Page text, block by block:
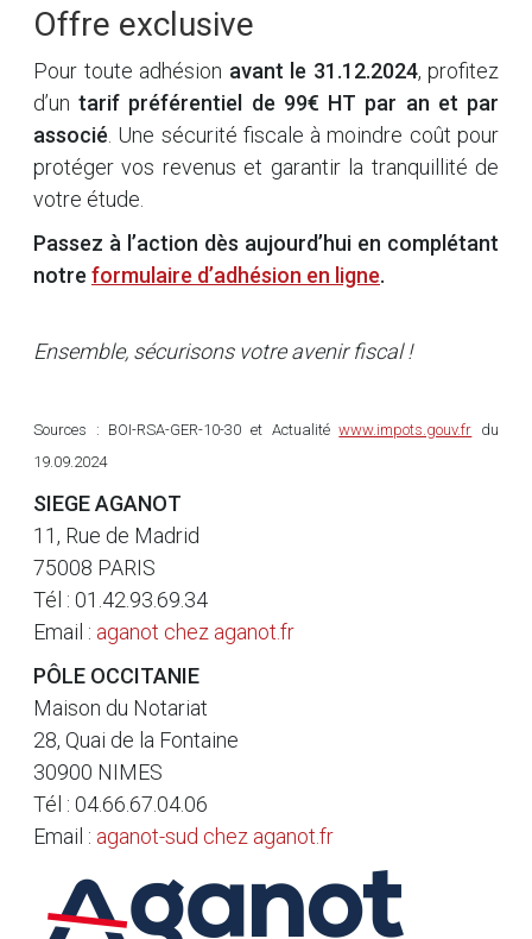
Offre exclusive
Pour toute adhésion avant le 31.12.2024, profitez
d’untarif préférentiel de 99€ HT par an et par
associé . Une sécurité fiscale à moindre coût pour
protéger vos revenus et garantir la tranquillité de
votre étude.
Passez à l’action dès aujourd’hui en complétant
notre formulaire d’adhésion en ligne.
Ensemble, sécurisons votre avenir fiscal !
Sources : BOI-RSA-GER-10-30 et Actualitéwww.impots.gouv.fr du
19.09.2024
SIEGE AGANOT
11, Rue de Madrid
75008 PARIS
Tél : 01.42.93.69.34
Email : aganot chez aganot.fr
PÔLE OCCITANIE
Maison du Notariat
28, Quai de la Fontaine
30900 NIMES
Tél : 04.66.67.04.06
Email : aganot-sud chez aganot.fr